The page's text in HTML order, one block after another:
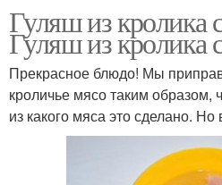
Гуляш из кролика
Гуляш из кролика
Прекрасное блюдо! Мы
кроличье мясо таким образом,
из какого мяса это сделано.